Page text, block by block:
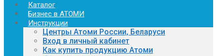
Каталог
Бизнес в АТОМИ
Инструкции
Центры Атоми России, Беларуси
Вход в личный кабинет
Как купить продукцию Атоми